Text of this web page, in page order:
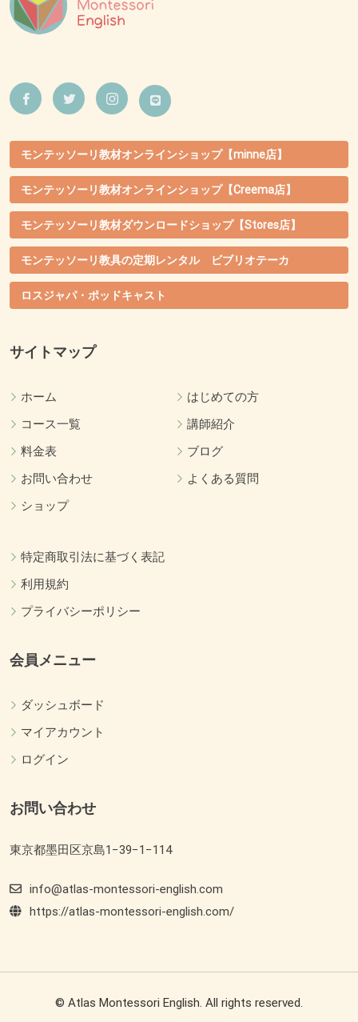
モンテッソーリ教材オンラインショップ【minne店】
モンテッソーリ教材オンラインショップ【Creema店】
モンテッソーリ教材ダウンロードショップ【Stores店】
モンテッソーリ教具の定期レンタル ビブリオテーカ
ロスジャパ・ポッドキャスト
サイトマップ
ホーム
はじめての方
コース一覧
講師紹介
料金表
ブログ
お問い合わせ
よくある質問
ショップ
特定商取引法に基づく表記
利用規約
プライバシーポリシー
会員メニュー
ダッシュボード
マイアカウント
ログイン
お問い合わせ
東京都墨田区京島1−39−1−114
info@atlas-montessori-english.com
https://atlas-montessori-english.com/
© Atlas Montessori English. All rights reserved.